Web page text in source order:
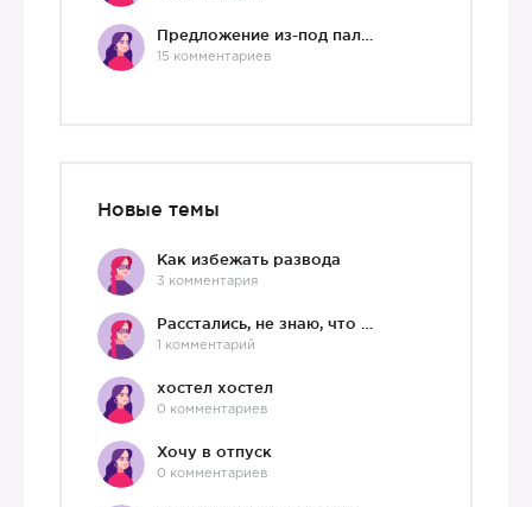
15 комментариев
Новые темы
Как избежать развода
3 комментария
1 комментарий
хостел хостел
0 комментариев
Хочу в отпуск
0 комментариев